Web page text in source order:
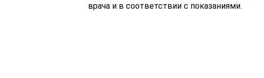
врача и в соответствии с показаниями.